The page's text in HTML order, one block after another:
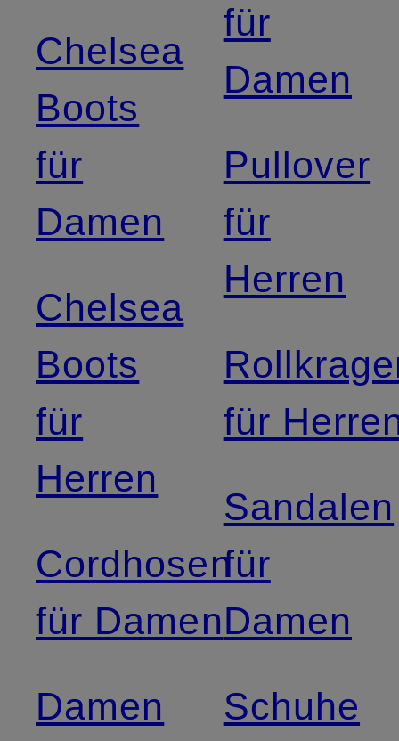
Chelsea
Boots
für
Damen
Chelsea
Boots
für
Herren
Cordhosen
für Damen
Damen
für
Damen
Pullover
für
Herren
für
Sandalen
für
Damen
Schuhe